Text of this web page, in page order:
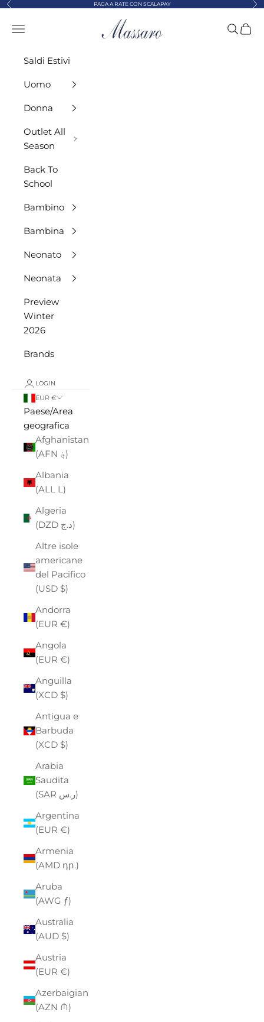
Vai al contenuto
Precedente PAGA A RATE CON SCALAPAY
MASSARO ABBIGLIAMENTO
Menù Cerca
Saldi Estivi
Uomo
Donna
Outlet All
Season
Back To
School
Bambino
Bambina
Neonato
Neonata
Preview
Winter
2026
Brands
LOGIN
EUR €
Paese/Area
geografica
Afghanistan
(AFN ؋)
Albania
(ALL L)
Algeria
(DZD د.ج)
Altre isole
americane
del Pacifico
(USD $)
Andorra
(EUR €)
Angola
(EUR €)
Anguilla
(XCD $)
Antigua e
Barbuda
(XCD $)
Arabia
Saudita
(SAR ر.س)
Argentina
(EUR €)
Armenia
(AMD դր.)
Aruba
(AWG ƒ)
Australia
(AUD $)
Austria
(EUR €)
Azerbaigian
(AZN ₼)